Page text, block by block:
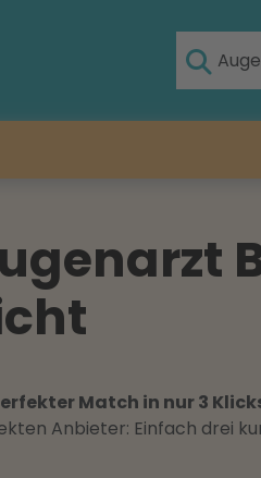
Match in nur 3
Anbieter: Einfach drei